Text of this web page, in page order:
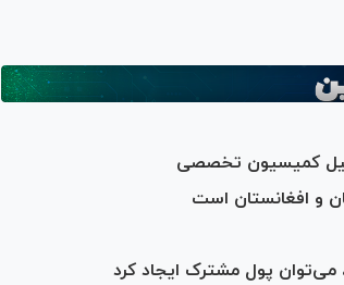
کمیسیون تخصصی
و افغانستان است
پول مشترک ایجاد کرد